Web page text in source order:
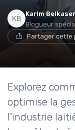
Karim
Blogueur
Partager cette
Explorez
optimise la
l'industrie